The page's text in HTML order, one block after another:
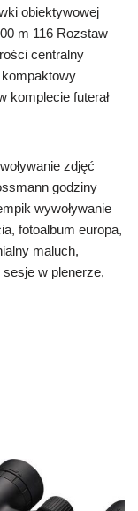
obiektywowej
m 116 Rozstaw
centralny
komplecie futerał
zdjęć
godziny
wywoływanie
fotoalbum europa,
maluch,
w plenerze,